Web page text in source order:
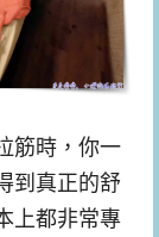
筋時，你一
到真正的舒
上都非常專